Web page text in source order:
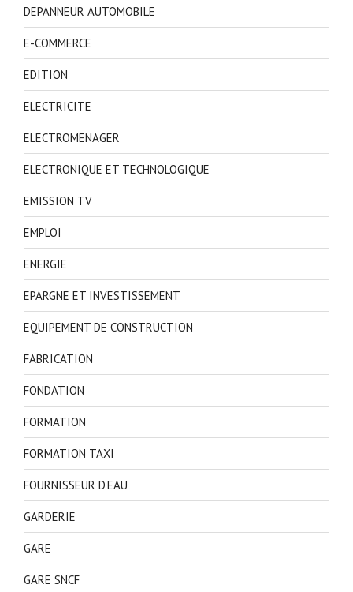
DEPANNEUR AUTOMOBILE
E-COMMERCE
EDITION
ELECTRICITE
ELECTROMENAGER
ELECTRONIQUE ET TECHNOLOGIQUE
EMISSION TV
EMPLOI
ENERGIE
EPARGNE ET INVESTISSEMENT
EQUIPEMENT DE CONSTRUCTION
FABRICATION
FONDATION
FORMATION
FORMATION TAXI
FOURNISSEUR D'EAU
GARDERIE
GARE
GARE SNCF